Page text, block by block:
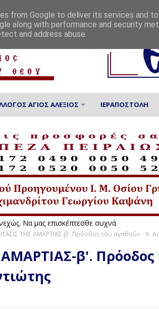
ΑΓΙΟΣ ΑΛΕΞΙΟΣ ΙΕΡΑΠΟΣΤΟΛΗ
συνεχώς. Να μας επισκέπτεσθε
ΤΗΣ ΑΜΑΡΤΙΑΣ-β'. Πρόοδος του αγαθού» - π.
β'.
from Google to deliver its services and
along with performance and security
and address abuse.